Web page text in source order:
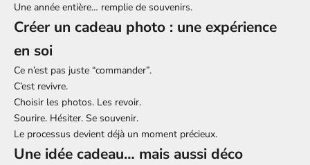
Une année entière… remplie de souvenirs.
Créer un cadeau photo : une expérience
en soi
Ce n’est pas juste “commander”.
C’est revivre.
Choisir les photos. Les revoir.
Sourire. Hésiter. Se souvenir.
Le processus devient déjà un moment précieux.
Une idée cadeau… mais aussi déco